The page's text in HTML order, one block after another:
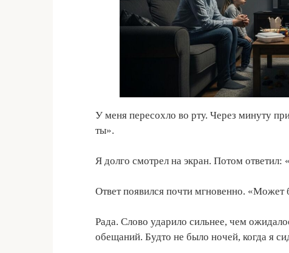
У меня пересохло во рту. Через минуту
ты».
Я долго смотрел на экран. Потом
Ответ появился почти мгновенно. «Может
Рада. Слово ударило сильнее, чем
обещаний. Будто не было ночей, когда я